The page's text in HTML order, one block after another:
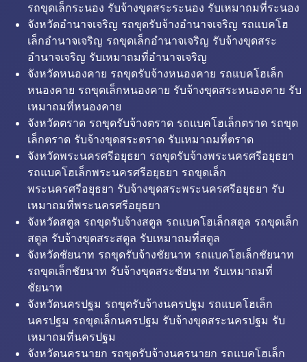
รถขุดเล็กระนอง รับจ้างขุดสระระนอง รับเหมาถมที่ระนอง
จังหวัดอำนาจเจริญ รถขุดรับจ้างอำนาจเจริญ รถแบคโฮ
เล็กอำนาจเจริญ รถขุดเล็กอำนาจเจริญ รับจ้างขุดสระ
อำนาจเจริญ รับเหมาถมที่อำนาจเจริญ
จังหวัดหนองคาย รถขุดรับจ้างหนองคาย รถแบคโฮเล็ก
หนองคาย รถขุดเล็กหนองคาย รับจ้างขุดสระหนองคาย รับ
เหมาถมที่หนองคาย
จังหวัดตราด รถขุดรับจ้างตราด รถแบคโฮเล็กตราด รถขุด
เล็กตราด รับจ้างขุดสระตราด รับเหมาถมที่ตราด
จังหวัดพระนครศรีอยุธยา รถขุดรับจ้างพระนครศรีอยุธยา
รถแบคโฮเล็กพระนครศรีอยุธยา รถขุดเล็ก
พระนครศรีอยุธยา รับจ้างขุดสระพระนครศรีอยุธยา รับ
เหมาถมที่พระนครศรีอยุธยา
จังหวัดสตูล รถขุดรับจ้างสตูล รถแบคโฮเล็กสตูล รถขุดเล็ก
สตูล รับจ้างขุดสระสตูล รับเหมาถมที่สตูล
จังหวัดชัยนาท รถขุดรับจ้างชัยนาท รถแบคโฮเล็กชัยนาท
รถขุดเล็กชัยนาท รับจ้างขุดสระชัยนาท รับเหมาถมที่
ชัยนาท
จังหวัดนครปฐม รถขุดรับจ้างนครปฐม รถแบคโฮเล็ก
นครปฐม รถขุดเล็กนครปฐม รับจ้างขุดสระนครปฐม รับ
เหมาถมที่นครปฐม
จังหวัดนครนายก รถขุดรับจ้างนครนายก รถแบคโฮเล็ก